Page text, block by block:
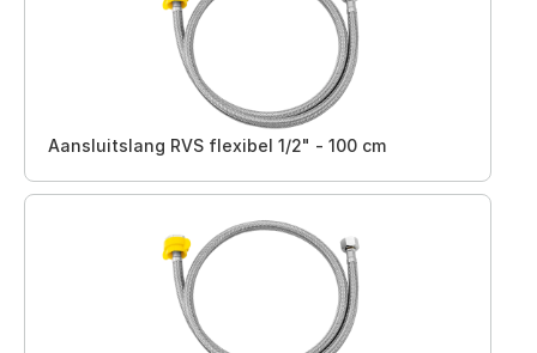
Aansluitslang RVS flexibel 1/2" - 100 cm